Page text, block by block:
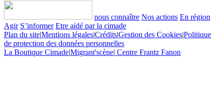
nous connaître Nos actions En région
Agir S’informer Etre aidé par la cimade
Plan du site|Mentions légales|Crédits|Gestion des Cookies|Politique
de protection des données personnelles
La Boutique Cimade|Migrant'scène| Centre Frantz Fanon